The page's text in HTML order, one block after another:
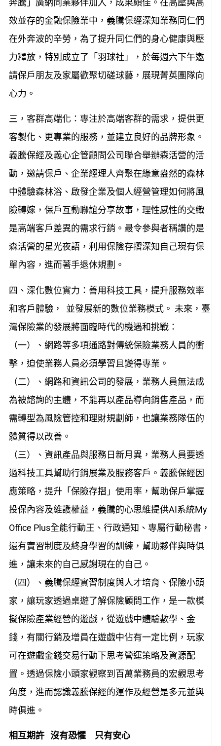
奔騰」廣納同業夥伴加入，成果頗佳。在高壓與高
效並存的金融保險業中，義騰保經深知業務同仁們
在外奔波的辛勞，為了提升同仁們的身心健康與壓
力釋放，特別成立了「羽球社」，於每週六下午邀
請保戶朋友及家屬歡聚切磋球藝，展現菁英團隊向
心力。
三，客群高端化：專注於高端客群的需求，提供更
客製化、更專業的服務，並建立良好的品牌形象。
義騰保經及義心企管顧問公司聯合舉辦森活營的活
動，邀請保戶、企業經理人齊聚在綠意盎然的森林
中體驗森林浴、啟發企業及個人經營管理如何將風
險轉嫁，保戶互動聯誼分享故事，理性感性的交織
是高端客戶差異的需求行銷。最令參與者稱讚的是
森活營的星光夜語，利用保險存摺深知自己現有保
單內容，進而著手退休規劃。
四、深化數位實力：善用科技工具，提升服務效率
和客戶體驗， 並發展新的數位業務模式。 未來，臺
灣保險業的發展將面臨時代的機遇和挑戰：
（一）、網路等多項通路對傳統保險業務人員的衝
擊，迫使業務人員必須學習且變得專業。
（二）、網路和資訊公司的發展，業務人員無法成
為被諮詢的主體，不能再以產品導向銷售產品，而
需轉型為風險管控和理財規劃師，也讓業務隊伍的
體質得以改善。
（三）、資訊產品與服務日新月異，業務人員要透
過科技工具幫助行銷展業及服務客戶。義騰保經因
應策略，提升「保險存摺」使用率，幫助保戶掌握
投保內容及維護權益，義騰的心思維提供AI系統My
Office Plus全能行動王、行政通知、專屬行動秘書，
還有實習制度及終身學習的訓練，幫助夥伴與時俱
進，讓未來的自己感謝現在的自己。
（四）、義騰保經實習制度與人才培育、保險小頭
家，讓玩家透過桌遊了解保險顧問工作，是一款模
擬保險產業經營的遊戲，從遊戲中體驗數學、金
錢，有關行銷及增員在遊戲中佔有一定比例，玩家
可在遊戲金錢交易行動下思考營運策略及資源配
置。透過保險小頭家觀察到百萬業務員的宏觀思考
角度，進而認識義騰保經的運作及經營是多元並與
時俱進。
相互期許 沒有恐懼 只有安心